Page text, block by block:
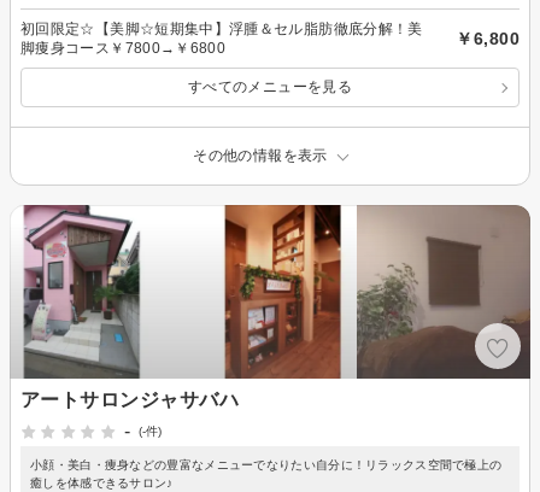
初回限定☆【美脚☆短期集中】浮腫＆セル脂肪徹底分解！美
脚痩身コース￥7800→￥6800
￥6,800
すべてのメニューを見る
その他の情報を表示
アートサロンジャサバハ
-
(-件)
小顔・美白・痩身などの豊富なメニューでなりたい自分に！リラックス空間で極上の
癒しを体感できるサロン♪